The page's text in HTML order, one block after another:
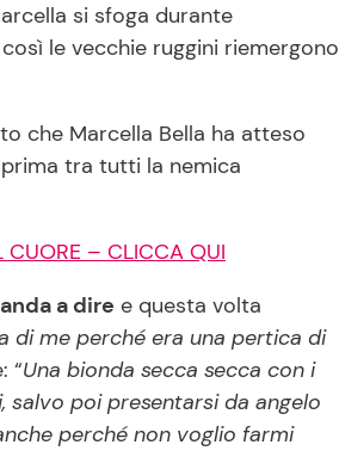
si sfoga durante
le vecchie ruggini riemergono
che Marcella Bella ha atteso
tra tutti la nemica
CUORE – CLICCA QUI
a dire e questa volta
di me perché era una pertica di
“Una bionda secca secca con i
poi presentarsi da angelo
perché non voglio farmi